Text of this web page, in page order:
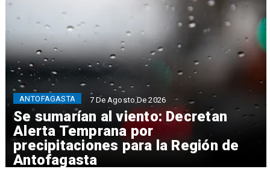
Se sumarían al viento: Decretan
Alerta Temprana por
precipitaciones para la Región de
Antofagasta
ANTOFAGASTA 7 De Agosto De 2026